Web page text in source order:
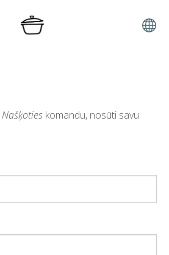
Našķoties komandu, nosūti savu